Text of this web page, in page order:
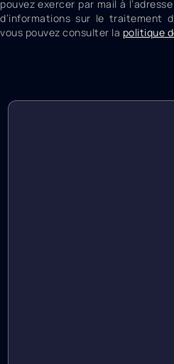
pouvez exercer par mail à l’adresse
d’informations sur le traitement
vous pouvez consulter la politique